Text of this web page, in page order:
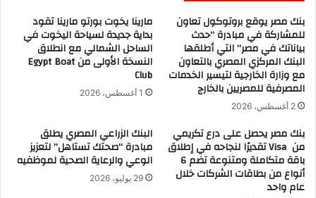
بنك مصر يوقع بروتوكول تعاون
للمشاركة في مبادرة “حدث
بياناتك في مصر” التي أطلقها
البنك المركزي المصري بالتعاون
مع وزارة الخارجية لتيسير الخدمات
المصرفية للمصريين بالخارج
2 أغسطس، 2026
مارينا يخوت بورتو مارينا تقود
بداية جديدة لسياحة اليخوت في
الساحل الشمالي مع انطلاق
النسخة الأولى من Egypt Boat
Club
1 أغسطس، 2026
بنك مصر يحصل على درع تكريمي
من Visa تقديرًا لنجاحه في إطلاق
باقة متكاملة ومتنوعة تضم 6
أنواع من بطاقات الشركات خلال
عام واحد
البنك الزراعي المصري يطلق
مبادرة “صحتك تستاهل” لتعزيز
الوعي والرعاية الصحية لموظفيه
29 يوليو، 2026